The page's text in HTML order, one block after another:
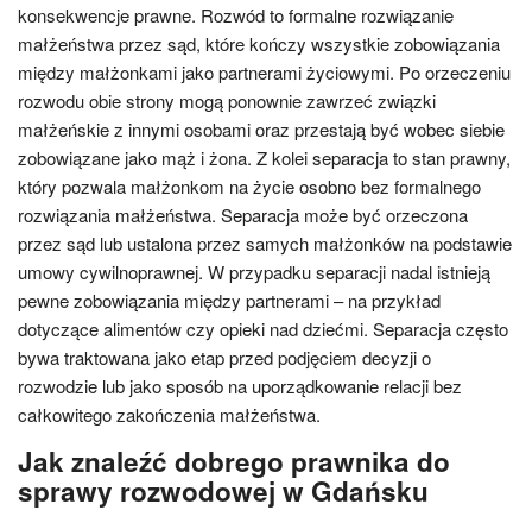
konsekwencje prawne. Rozwód to formalne rozwiązanie
małżeństwa przez sąd, które kończy wszystkie zobowiązania
między małżonkami jako partnerami życiowymi. Po orzeczeniu
rozwodu obie strony mogą ponownie zawrzeć związki
małżeńskie z innymi osobami oraz przestają być wobec siebie
zobowiązane jako mąż i żona. Z kolei separacja to stan prawny,
który pozwala małżonkom na życie osobno bez formalnego
rozwiązania małżeństwa. Separacja może być orzeczona
przez sąd lub ustalona przez samych małżonków na podstawie
umowy cywilnoprawnej. W przypadku separacji nadal istnieją
pewne zobowiązania między partnerami – na przykład
dotyczące alimentów czy opieki nad dziećmi. Separacja często
bywa traktowana jako etap przed podjęciem decyzji o
rozwodzie lub jako sposób na uporządkowanie relacji bez
całkowitego zakończenia małżeństwa.
Jak znaleźć dobrego prawnika do
sprawy rozwodowej w Gdańsku